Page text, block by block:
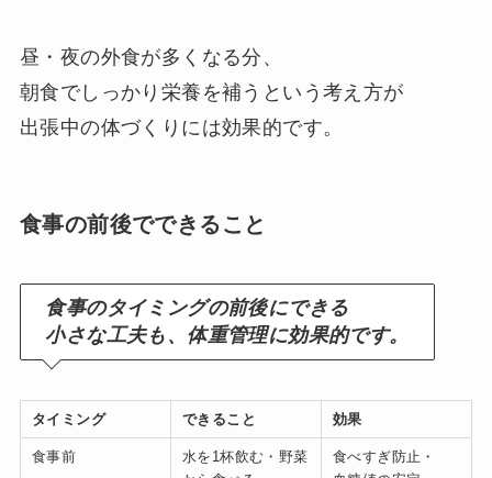
昼・夜の外食が多くなる分、
朝食でしっかり栄養を補うという考え方が
出張中の体づくりには効果的です。
食事の前後でできること
食事のタイミングの前後にできる
小さな工夫も、体重管理に効果的です。
タイミング できること 効果
食事前
水を1杯飲む・野菜
食べすぎ防止・